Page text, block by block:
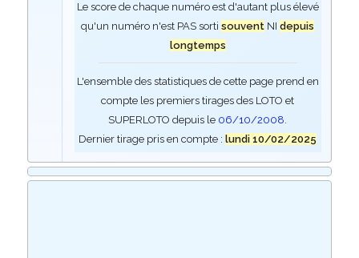
Le score de chaque numéro est d'autant plus élevé
qu'un numéro n'est PAS sortisouvent NIdepuis
longtemps
L'ensemble des statistiques de cette page prend en
compte les premiers tirages des LOTO et
SUPERLOTO depuis le 06/10/2008.
Dernier tirage pris en compte :lundi 10/02/2025